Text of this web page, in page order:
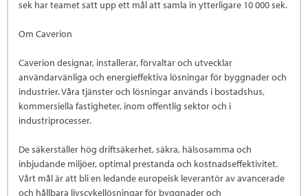
sek har teamet satt upp ett mål att samla in ytterligare 10 000 sek.
Om Caverion
Caverion designar, installerar, förvaltar och utvecklar
användarvänliga och energieffektiva lösningar för byggnader och
industrier. Våra tjänster och lösningar används i bostadshus,
kommersiella fastigheter, inom offentlig sektor och i
industriprocesser.
De säkerställer hög driftsäkerhet, säkra, hälsosamma och
inbjudande miljöer, optimal prestanda och kostnadseffektivitet.
Vårt mål är att bli en ledande europeisk leverantör av avancerade
och hållbara livscykellösningar för byggnader och